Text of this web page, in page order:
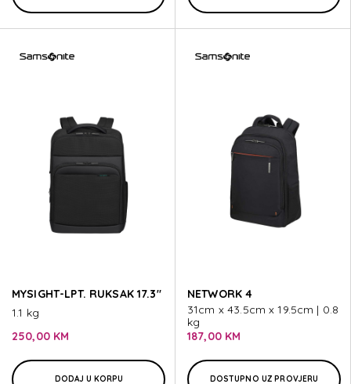
MYSIGHT-LPT. RUKSAK 17.3"
1.1 kg
250,00 KM
DODAJ U KORPU
NETWORK 4
31cm x 43.5cm x 19.5cm | 0.8
kg
187,00 KM
DOSTUPNO UZ PROVJERU